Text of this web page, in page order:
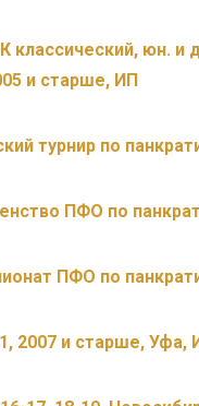
классический, юн. и
и старше, ИП
турнир по
ПФО по
ПФО по
2007 и старше, Уфа,